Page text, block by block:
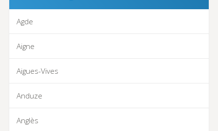
Agde
Aigne
Aigues-Vives
Anduze
Anglès